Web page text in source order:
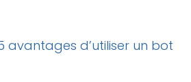
avantages d’utiliser un bot